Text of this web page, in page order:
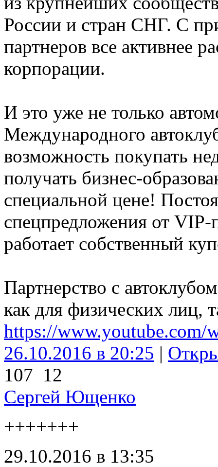
России и стран СНГ. С
партнеров все активнее
корпорации.
И это уже не только
Международного
возможность покупать
получать бизнес-
специальной цене!
спецпредложения от VIP-
работает собственный
Партнерство с
как для физических лиц,
https://www.youtube.com/
26.10.2016 в 20:25 |
107 12
Сергей Ющенко
+++++++
29.10.2016 в 13:35